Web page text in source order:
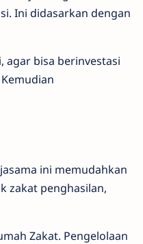
Ini didasarkan dengan
agar bisa berinvestasi
ini memudahkan
zakat penghasilan,
Zakat. Pengelolaan